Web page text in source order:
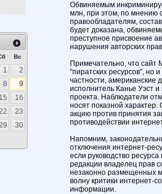
Вс
1
2
8
9
15
16
23
30
Обвиняемым
млн, при этом, по мнению
правообладателям,
будет доказана,
преступное присвоение
нарушения авторских
Примечательно, что
"пиратских ресурсов", но
частности, американские
исполнитель Канье Уэст
проекта. Наблюдатели
носят показной
акцию против принятия
противодействии
Напомним,
отключения интернет-
если руководство
редакции владелец прав
незаконно размещенных
волну критики интернет-
информации.